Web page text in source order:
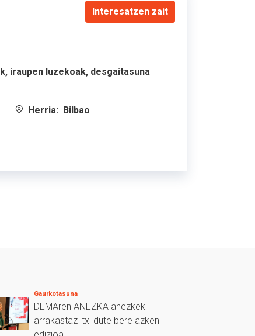
Interesatzen zait
iraupen luzekoak, desgaitasuna
Herria: Bilbao
Gaurkotasuna
DEMAren ANEZKA anezkek
arrakastaz itxi dute bere azken